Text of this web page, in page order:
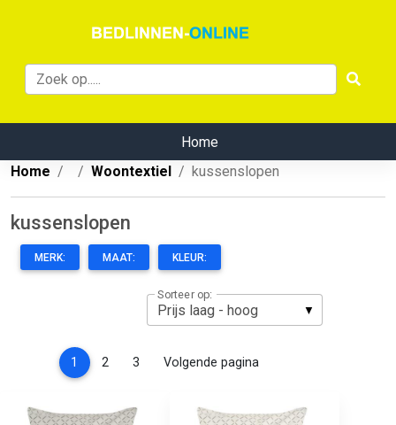
Home
Home
Woontextiel kussenslopen
kussenslopen
MERK: MAAT: KLEUR:
Sorteer op:
1 (current)
2 3 Volgende pagina